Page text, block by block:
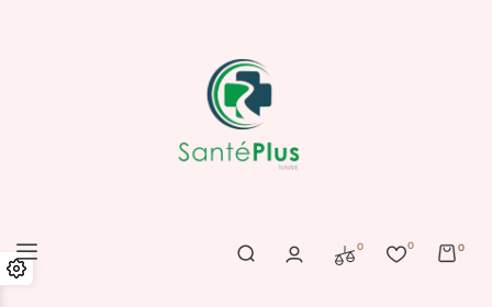
0 0 0